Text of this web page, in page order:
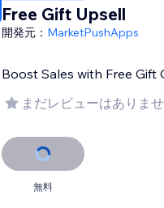
Free Gift Upsell
開発元： MarketPushApps
Boost Sales with Free Gift
まだレビューはありま
無料